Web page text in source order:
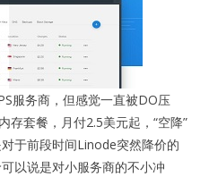
服务商，但感觉一直被DO压
存套餐，月付2.5美元起，“空降”
于前段时间Linode突然降价的
以说是对小服务商的不小冲